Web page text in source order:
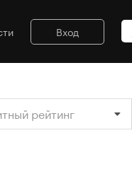
Вход
рейтинг